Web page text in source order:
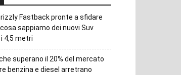
Fastback pronte a sfidare
sappiamo dei nuovi Suv
4,5 metri
superano il 20% del mercato
benzina e diesel arretrano